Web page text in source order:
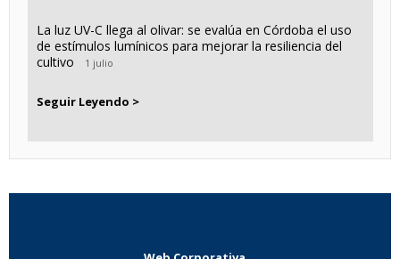
La luz UV-C llega al olivar: se evalúa en Córdoba el uso
de estímulos lumínicos para mejorar la resiliencia del
cultivo
1 julio
Seguir Leyendo >